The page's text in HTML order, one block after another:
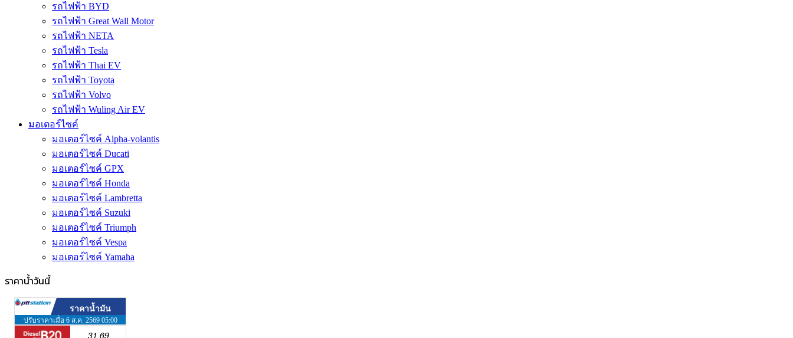
รถไฟฟ้า BYD
รถไฟฟ้า Great Wall Motor
รถไฟฟ้า NETA
รถไฟฟ้า Tesla
รถไฟฟ้า Thai EV
รถไฟฟ้า Toyota
รถไฟฟ้า Volvo
รถไฟฟ้า Wuling Air EV
มอเตอร์ไซค์
มอเตอร์ไซค์ Alpha-volantis
มอเตอร์ไซค์ Ducati
มอเตอร์ไซค์ GPX
มอเตอร์ไซค์ Honda
มอเตอร์ไซค์ Lambretta
มอเตอร์ไซค์ Suzuki
มอเตอร์ไซค์ Triumph
มอเตอร์ไซค์ Vespa
มอเตอร์ไซค์ Yamaha
ราคาน้ำวันนี้